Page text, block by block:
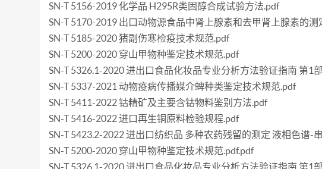
SN-T 5156-2019 化学品 H295R类固醇合成试验方法.pdf
SN-T 5170-2019 出口动物源食品中肾上腺素和去甲肾上腺素的测
SN-T 5185-2020 猪副伤寒检疫技术规范.pdf
SN-T 5200-2020 穿山甲物种鉴定技术规范.pdf
SN-T 5326.1-2020 进出口食品化妆品专业分析方法验证指南 第1
SN-T 5337-2021 动物疫病传播媒介蜱种类鉴定技术规范.pdf
SN-T 5411-2022 钴精矿及主要含钴物料鉴别方法.pdf
SN-T 5416-2022 进口再生铜原料检验规程.pdf
SN-T 5423.2-2022 进出口纺织品 多种农药残留的测定 液相色谱-
SN-T 5200-2020 穿山甲物种鉴定技术规范.pdf.pdf
SN-T 5326.1-2020 进出口食品化妆品专业分析方法验证指南 第1